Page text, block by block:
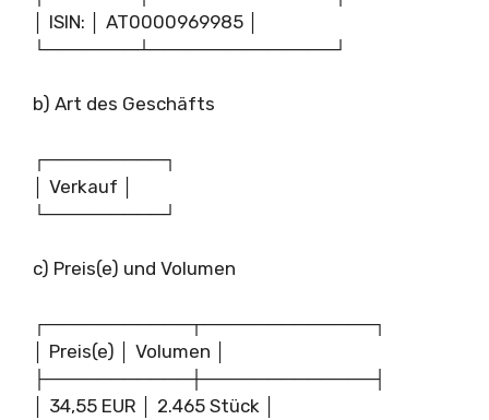
│ ISIN: │ AT0000969985 │
└───────┴──────────────┘
b) Art des Geschäfts
┌─────────┐
│ Verkauf │
└─────────┘
c) Preis(e) und Volumen
┌───────────┬─────────────┐
│ Preis(e) │ Volumen │
├───────────┼─────────────┤
│ 34,55 EUR │ 2.465 Stück │